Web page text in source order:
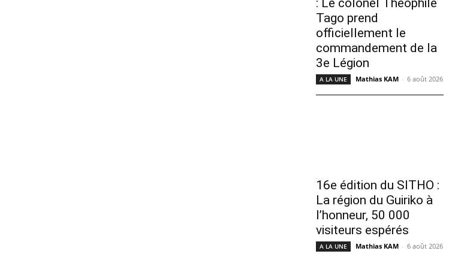
: Le colonel Théophile
Tago prend
officiellement le
commandement de la
3e Légion
A LA UNE Mathias KAM - 6 août 2026
16e édition du SITHO :
La région du Guiriko à
l’honneur, 50 000
visiteurs espérés
A LA UNE Mathias KAM - 6 août 2026